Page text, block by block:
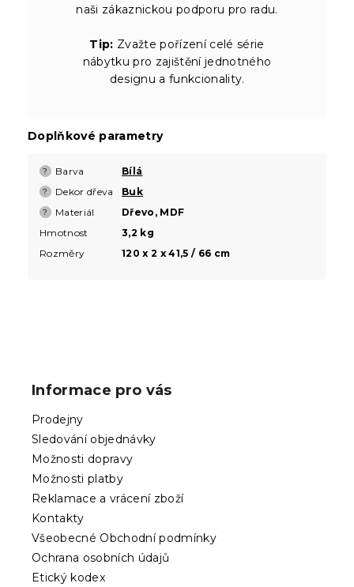
naši zákaznickou podporu pro radu.
Tip: Zvažte pořízení celé série
nábytku pro zajištění jednotného
designu a funkcionality.
Doplňkové parametry
? Barva Bílá
? Dekor dřeva Buk
? Materiál
Dřevo, MDF
Hmotnost
3,2 kg
Rozměry
120 x 2 x 41,5 / 66 cm
Informace pro vás
Prodejny
Sledování objednávky
Možnosti dopravy
Možnosti platby
Reklamace a vrácení zboží
Kontakty
Všeobecné Obchodní podmínky
Ochrana osobních údajů
Etický kodex